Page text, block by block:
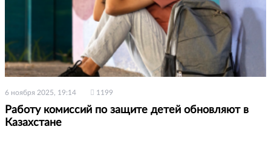
6 ноября 2025, 19:14 1199
Работу комиссий по защите детей обновляют в
Казахстане